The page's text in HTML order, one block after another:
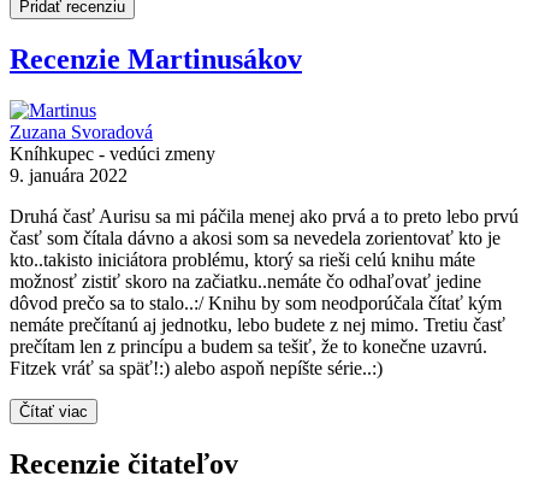
Pridať recenziu
Recenzie Martinusákov
Zuzana Svoradová
Kníhkupec - vedúci zmeny
9. januára 2022
Druhá časť Aurisu sa mi páčila menej ako prvá a to preto lebo prvú
časť som čítala dávno a akosi som sa nevedela zorientovať kto je
kto..takisto iniciátora problému, ktorý sa rieši celú knihu máte
možnosť zistiť skoro na začiatku..nemáte čo odhaľovať jedine
dôvod prečo sa to stalo..:/ Knihu by som neodporúčala čítať kým
nemáte prečítanú aj jednotku, lebo budete z nej mimo. Tretiu časť
prečítam len z princípu a budem sa tešiť, že to konečne uzavrú.
Fitzek vráť sa späť!:) alebo aspoň nepíšte série..:)
Čítať viac
Recenzie čitateľov